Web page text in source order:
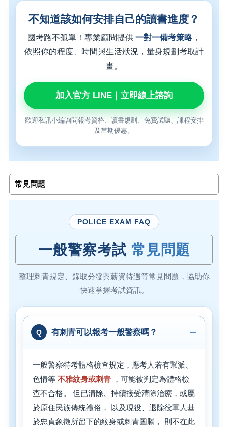
不知道該如何安排自己的讀書進度？
國考路不孤單！專業顧問提供 一對一備考策略，
依照你的程度、時間與生活狀況，量身規劃考取計
畫。
加入官方 LINE｜立即線上諮詢
歡迎私訊小編詢問報考資格、讀書規劃、免費試聽、課程安排
及當期優惠。
常見問題
POLICE EXAM FAQ
一般警察考試 常見問題
整理刺青規定、錄取分發與薪資待遇等常見問題，協助你
快速掌握考試資訊。
有刺青可以報考一般警察嗎？
一般警察特考體格檢查規定，應考人若有幫派、
色情等 不雅紋身或刺青 ，可能被判定為體格檢
查不合格。 但已清除、持續接受清除治療，或屬
於原住民族傳統禮俗， 以及現役、退除役軍人基
於忠貞象徵所留下的紋身或刺青圖騰， 則不在此